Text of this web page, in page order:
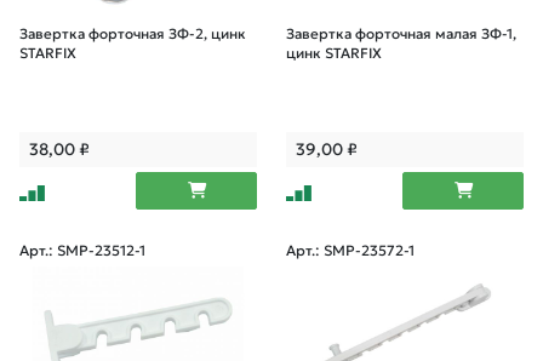
Завертка форточная ЗФ-2, цинк
STARFIX
38,00₽
Завертка форточная малая ЗФ-1,
цинк STARFIX
39,00₽
Арт.: SMP-23512-1 Арт.: SMP-23572-1